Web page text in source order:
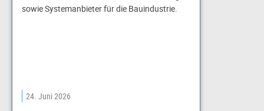
sowie Systemanbieter für die Bauindustrie.
24. Juni 2026